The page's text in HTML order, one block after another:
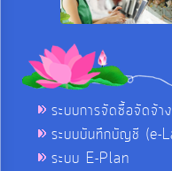
ระบบการจัดซื้อจัดจ้า
ระบบบันทึกบัญชี (e-
ระบบ E-Plan